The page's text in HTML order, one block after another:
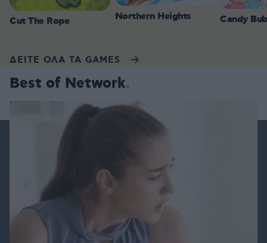
Cut The Rope Northern Heights Candy
ΔΕΙΤΕ ΟΛΑ ΤΑ GAMES
Best of Network